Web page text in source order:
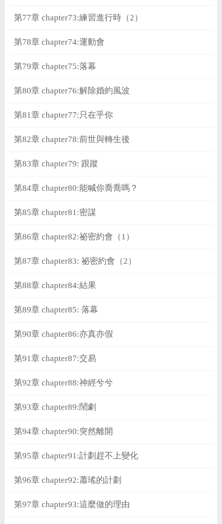
第77章 chapter73:練習進行時（2）
第78章 chapter74:運動會
第79章 chapter75:落幕
第80章 chapter76:解除婚約風波
第81章 chapter77:只在乎你
第82章 chapter78:前世與轉生後
第83章 chapter79: 跟蹤
第84章 chapter80:能喊你喬喬嗎？
第85章 chapter81:密謀
第86章 chapter82:祕密約會（1）
第87章 chapter83: 祕密約會（2）
第88章 chapter84:結果
第89章 chapter85: 落幕
第90章 chapter86:亦真亦假
第91章 chapter87:交易
第92章 chapter88:神經兮兮
第93章 chapter89:鬧劇
第94章 chapter90:突然離開
第95章 chapter91:計劃趕不上變化
第96章 chapter92:蕭瑤的計劃
第97章 chapter93:這麼做的理由